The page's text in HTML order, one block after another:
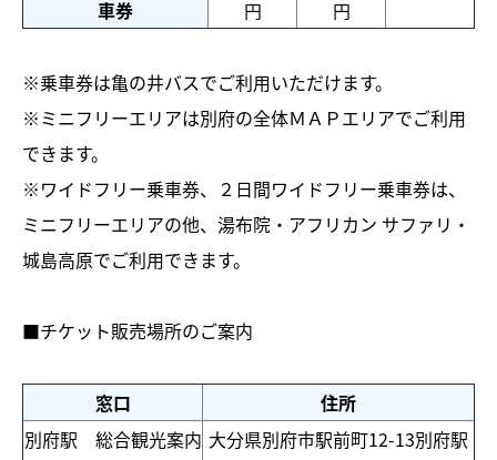
車券
円
円
※乗車券は亀の井バスでご利用いただけます。
※ミニフリーエリアは別府の全体ＭＡＰエリアでご利用
できます。
※ワイドフリー乗車券、２日間ワイドフリー乗車券は、
ミニフリーエリアの他、湯布院・アフリカン サファリ・
城島高原でご利用できます。
■チケット販売場所のご案内
窓口
住所
別府駅 総合観光案内 大分県別府市駅前町12-13別府駅